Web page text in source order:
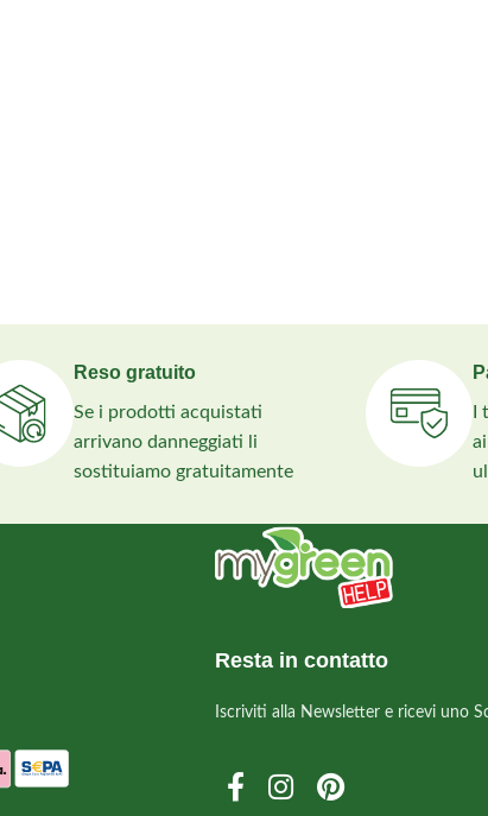
Reso gratuito
Se i prodotti acquistati
arrivano danneggiati li
sostituiamo gratuitamente
Resta in contatto
Iscriviti alla Newsletter e ricevi uno